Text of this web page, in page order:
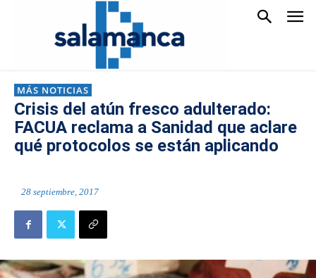
MÁS NOTICIAS
Crisis del atún fresco adulterado:
FACUA reclama a Sanidad que aclare
qué protocolos se están aplicando
28 septiembre, 2017